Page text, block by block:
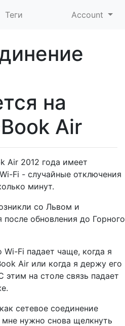
Теги Account
на
Air
Air 2012 года имеет
Fi - случайные отключения
минут.
со Львом и
после обновления до Горного
Wi-Fi падает чаще, когда я
Air или когда я держу его
этим на столе связь падает
сетевое соединение
нужно снова щелкнуть